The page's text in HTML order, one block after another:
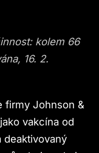
kolem 66
16. 2.
firmy Johnson &
vakcína od
deaktivovaný